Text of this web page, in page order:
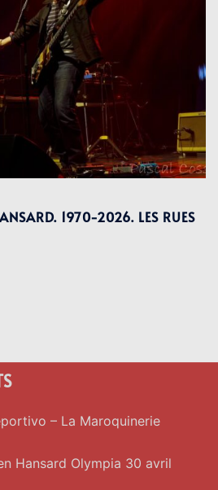
1970-2026. LES RUES
– La Maroquinerie
Hansard Olympia 30 avril